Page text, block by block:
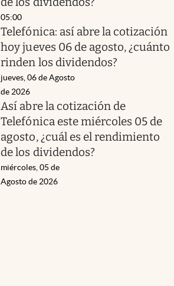
05:00
Telefónica: así abre la cotización
hoy jueves 06 de agosto, ¿cuánto
rinden los dividendos?
jueves, 06 de Agosto
de 2026
Así abre la cotización de
Telefónica este miércoles 05 de
agosto, ¿cuál es el rendimiento
de los dividendos?
miércoles, 05 de
Agosto de 2026